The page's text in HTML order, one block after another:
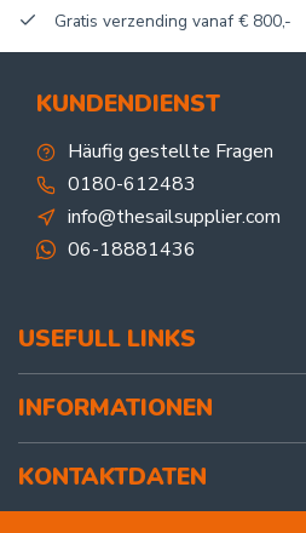
Gratis verzending vanaf € 800,-
KUNDENDIENST
Häufig gestellte Fragen
0180-612483
info@thesailsupplier.com
06-18881436
USEFULL LINKS
INFORMATIONEN
KONTAKTDATEN